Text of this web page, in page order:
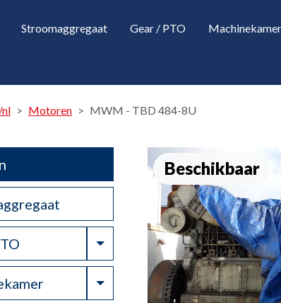
Stroomaggregaat Gear / PTO Machinekamer
nl Motoren MWM - TBD 484-8U
Toggle Dropdown
Toggle Dropdown
Beschikbaar